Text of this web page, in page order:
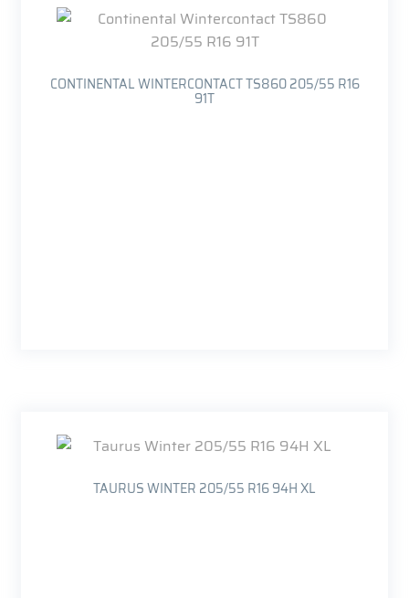
CONTINENTAL WINTERCONTACT TS860 205/55 R16
91T
TAURUS WINTER 205/55 R16 94H XL